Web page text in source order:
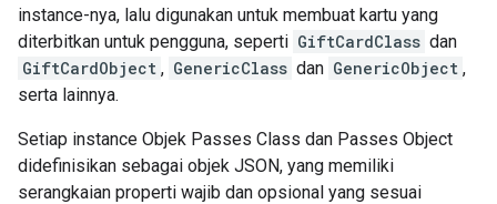
instance-nya, lalu digunakan untuk membuat kartu yang
diterbitkan untuk pengguna, seperti GiftCardClass dan
GiftCardObject , GenericClass dan GenericObject ,
serta lainnya.
Setiap instance Objek Passes Class dan Passes Object
didefinisikan sebagai objek JSON, yang memiliki
serangkaian properti wajib dan opsional yang sesuai